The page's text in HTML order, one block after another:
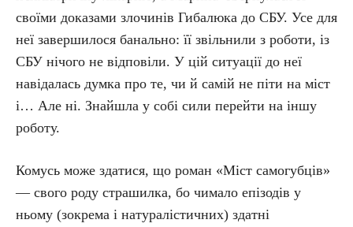
своїми доказами злочинів Гибалюка до СБУ. Усе для
неї завершилося банально: її звільнили з роботи, із
СБУ нічого не відповіли. У цій ситуації до неї
навідалась думка про те, чи й самій не піти на міст
і… Але ні. Знайшла у собі сили перейти на іншу
роботу.
Комусь може здатися, що роман «Міст самогубців»
— свого роду страшилка, бо чимало епізодів у
ньому (зокрема і натуралістичних) здатні